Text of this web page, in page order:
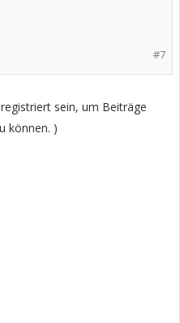
#7
sein, um Beiträge
können. )